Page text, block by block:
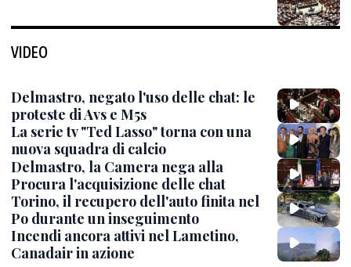
VIDEO
Delmastro, negato l'uso delle chat: le
proteste di Avs e M5s
La serie tv "Ted Lasso" torna con una
nuova squadra di calcio
Delmastro, la Camera nega alla
Procura l'acquisizione delle chat
Torino, il recupero dell'auto finita nel
Po durante un inseguimento
Incendi ancora attivi nel Lametino,
Canadair in azione